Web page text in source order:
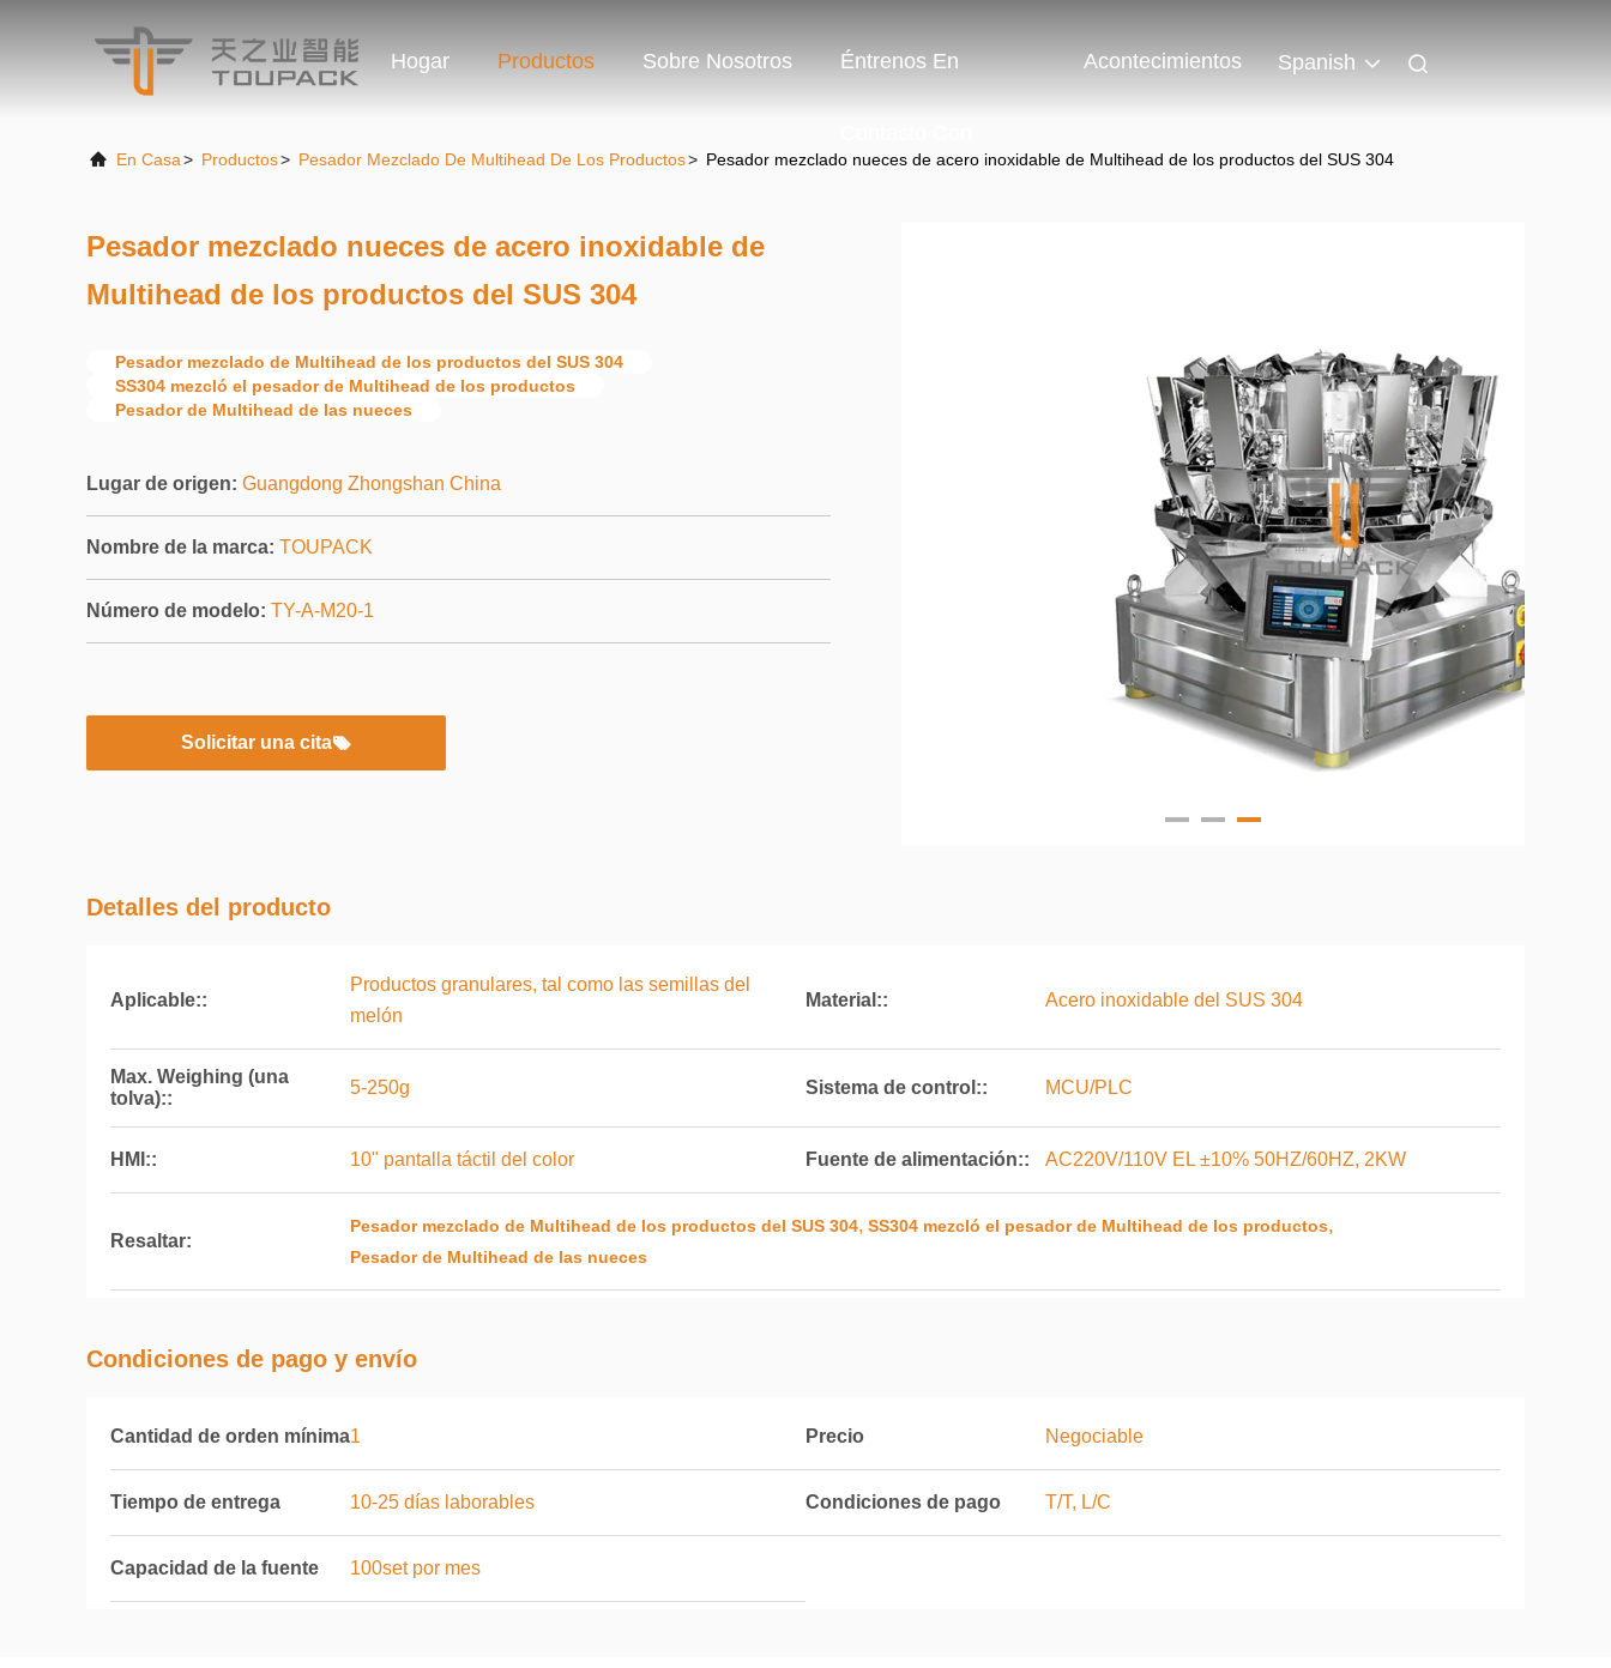
Hogar Productos Sobre Nosotros Éntrenos En Acontecimientos Spanish
En Casa> Productos> Pesador Mezclado De Multihead De Los Productos> Pesador mezclado nueces de acero inoxidable de Multihead de los productos del SUS 304
Pesador mezclado nueces de acero inoxidable de
Multihead de los productos del SUS 304
Pesador mezclado de Multihead de los productos del SUS 304
SS304 mezcló el pesador de Multihead de los productos
Pesador de Multihead de las nueces
Lugar de origen: Guangdong Zhongshan China
Nombre de la marca: TOUPACK
Número de modelo: TY-A-M20-1
Solicitar una cita
Detalles del producto
Aplicable::
Productos granulares, tal como las semillas del
melón
Material:: Acero inoxidable del SUS 304
Max. Weighing (una
tolva)::
5-250g Sistema de control:: MCU/PLC
HMI:: 10" pantalla táctil del color Fuente de alimentación:: AC220V/110V EL ±10% 50HZ/60HZ, 2KW
Resaltar:
Pesador mezclado de Multihead de los productos del SUS 304, SS304 mezcló el pesador de Multihead de los productos,
Pesador de Multihead de las nueces
Condiciones de pago y envío
Cantidad de orden mínima1 Precio Negociable
Tiempo de entrega 10-25 días laborables Condiciones de pago T/T, L/C
Capacidad de la fuente 100set por mes